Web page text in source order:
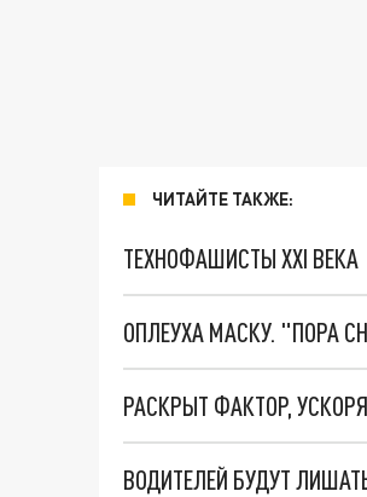
ЧИТАЙТЕ ТАКЖЕ:
ТЕХНОФАШИСТЫ XXI ВЕКА
ОПЛЕУХА МАСКУ. "ПОРА
РАСКРЫТ ФАКТОР,
ВОДИТЕЛЕЙ БУДУТ